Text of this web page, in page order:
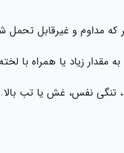
مداوم و غیرقابل تحمل
مقدار زیاد یا همراه با
نفس، غش یا تب بالا.